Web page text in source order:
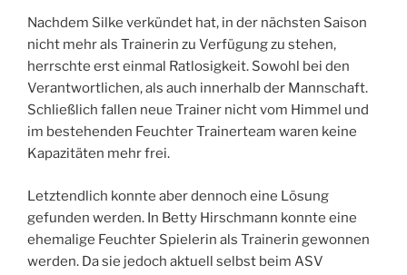
Nachdem Silke verkündet hat, in der nächsten Saison
nicht mehr als Trainerin zu Verfügung zu stehen,
herrschte erst einmal Ratlosigkeit. Sowohl bei den
Verantwortlichen, als auch innerhalb der Mannschaft.
Schließlich fallen neue Trainer nicht vom Himmel und
im bestehenden Feuchter Trainerteam waren keine
Kapazitäten mehr frei.
Letztendlich konnte aber dennoch eine Lösung
gefunden werden. In Betty Hirschmann konnte eine
ehemalige Feuchter Spielerin als Trainerin gewonnen
werden. Da sie jedoch aktuell selbst beim ASV